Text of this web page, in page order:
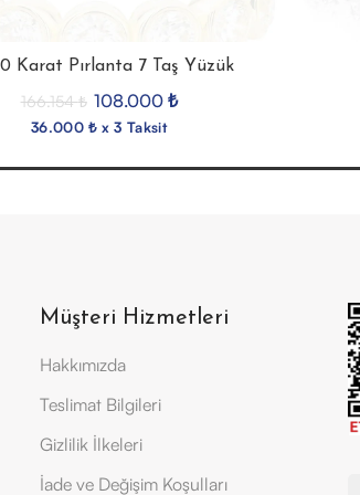
Karat Pırlanta 7 Taş Yüzük
166.154₺ 108.000 ₺
36.000 ₺ x 3 Taksit
Müşteri Hizmetleri
Hakkımızda
Teslimat Bilgileri
Gizlilik İlkeleri
İade ve Değişim Koşulları